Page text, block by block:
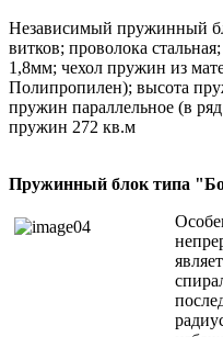
Независимый пружинный
витков; проволока
1,8мм; чехол пружин из
Полипропилен); высота
пружин параллельное (в
пружин 272 кв.м
Пружинный блок типа